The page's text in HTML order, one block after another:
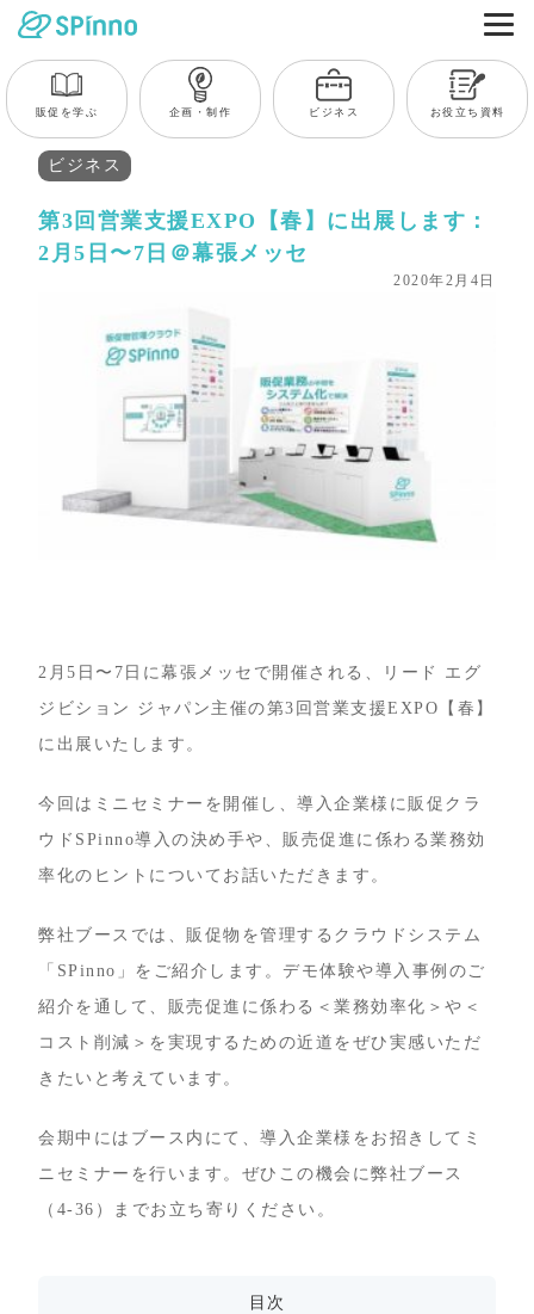
販促を学ぶ 企画・制作 ビジネス お役立ち資料
ビジネス
第3回営業支援EXPO【春】に出展します：
2月5日〜7日＠幕張メッセ
2020年2月4日
2月5日〜7日に幕張メッセで開催される、リード エグ
ジビション ジャパン主催の第3回営業支援EXPO【春】
に出展いたします。
今回はミニセミナーを開催し、導入企業様に販促クラ
ウドSPinno導入の決め手や、販売促進に係わる業務効
率化のヒントについてお話いただきます。
弊社ブースでは、販促物を管理するクラウドシステム
「SPinno」をご紹介します。デモ体験や導入事例のご
紹介を通して、販売促進に係わる＜業務効率化＞や＜
コスト削減＞を実現するための近道をぜひ実感いただ
きたいと考えています。
会期中にはブース内にて、導入企業様をお招きしてミ
ニセミナーを行います。ぜひこの機会に弊社ブース
（4-36）までお立ち寄りください。
目次